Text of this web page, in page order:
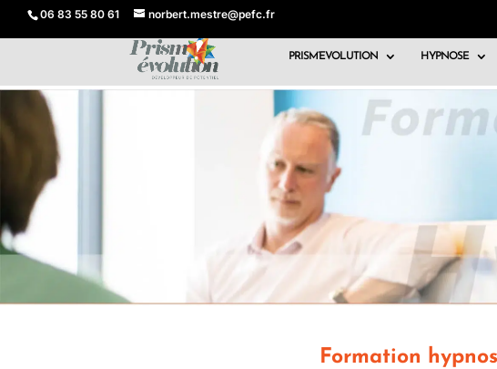
06 83 55 80 61 norbert.mestre@pefc.fr
PRISM’EVOLUTION HYPNOSE
Formation